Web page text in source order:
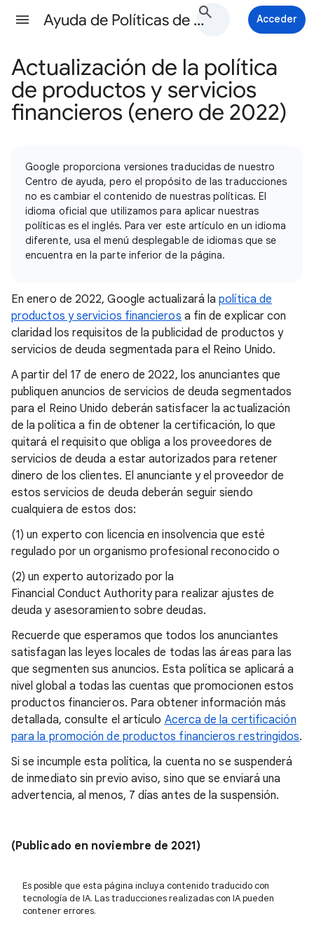
Ayuda de Políticas de Google Ads Acceder
Actualización de la política
de productos y servicios
financieros (enero de 2022)
Google proporciona versiones traducidas de nuestro
Centro de ayuda, pero el propósito de las traducciones
no es cambiar el contenido de nuestras políticas. El
idioma oficial que utilizamos para aplicar nuestras
políticas es el inglés. Para ver este artículo en un idioma
diferente, usa el menú desplegable de idiomas que se
encuentra en la parte inferior de la página.
En enero de 2022, Google actualizará lapolítica de
productos y servicios financieros a fin de explicar con
claridad los requisitos de la publicidad de productos y
servicios de deuda segmentada para el Reino Unido.
A partir del 17 de enero de 2022, los anunciantes que
publiquen anuncios de servicios de deuda segmentados
para el Reino Unido deberán satisfacer la actualización
de la política a fin de obtener la certificación, lo que
quitará el requisito que obliga a los proveedores de
servicios de deuda a estar autorizados para retener
dinero de los clientes. El anunciante y el proveedor de
estos servicios de deuda deberán seguir siendo
cualquiera de estos dos:
(1) un experto con licencia en insolvencia que esté
regulado por un organismo profesional reconocido o
(2) un experto autorizado por la
Financial Conduct Authority para realizar ajustes de
deuda y asesoramiento sobre deudas.
Recuerde que esperamos que todos los anunciantes
satisfagan las leyes locales de todas las áreas para las
que segmenten sus anuncios. Esta política se aplicará a
nivel global a todas las cuentas que promocionen estos
productos financieros. Para obtener información más
detallada, consulte el artículo Acerca de la certificación
para la promoción de productos financieros restringidos.
Si se incumple esta política, la cuenta no se suspenderá
de inmediato sin previo aviso, sino que se enviará una
advertencia, al menos, 7 días antes de la suspensión.
(Publicado en noviembre de 2021)
Es posible que esta página incluya contenido traducido con
tecnología de IA. Las traducciones realizadas con IA pueden
contener errores.